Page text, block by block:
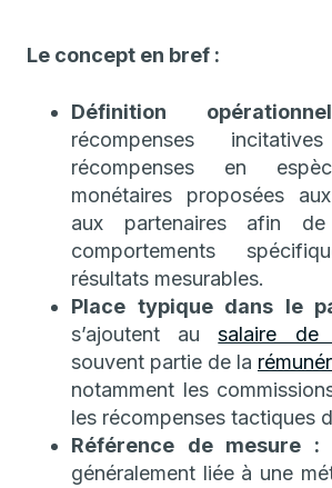
Le concept en bref :
Définition
récompenses
récompenses en
monétaires proposées
aux partenaires afin
comportements
résultats mesurables.
Place typique dans le
s’ajoutent ausalaire de
souvent partie de la
notamment les
les récompenses tactiques
Référence de mesure :
généralement liée à une